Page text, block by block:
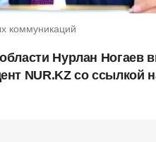
коммуникаций
Нурлан Ногаев
NUR.KZ со ссылкой